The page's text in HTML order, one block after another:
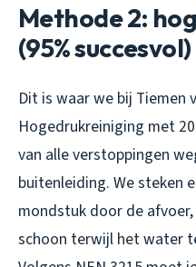
Methode 2:
(95% succesvol)
Dit is waar we bij Tiemen
Hogedrukreiniging met
van alle verstoppingen
buitenleiding. We steken
mondstuk door de
schoon terwijl het water